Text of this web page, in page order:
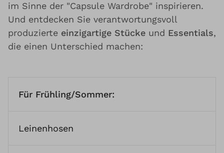
im Sinne der "Capsule Wardrobe" inspirieren.
Und entdecken Sie verantwortungsvoll
produzierte einzigartige Stücke und Essentials,
die einen Unterschied machen:
Für Frühling/Sommer:
Leinenhosen